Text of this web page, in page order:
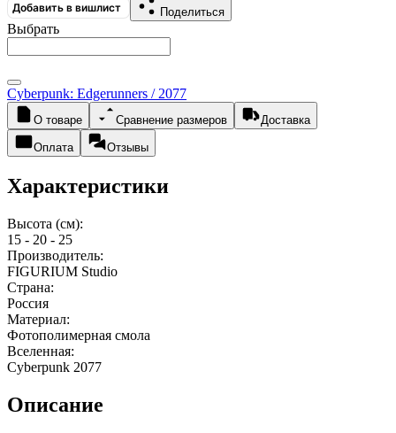
Добавить в вишлист Поделиться
Выбрать
Cyberpunk: Edgerunners / 2077
О товаре Сравнение размеров Доставка
Оплата Отзывы
Характеристики
Высота (см):
15 - 20 - 25
Производитель:
FIGURIUM Studio
Страна:
Россия
Материал:
Фотополимерная смола
Вселенная:
Cyberpunk 2077
Описание